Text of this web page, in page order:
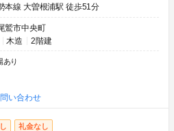
本線 大曽根浦駅 徒歩51分
鷲市中央町
木造 2階建
あり
い合わせ
礼金なし